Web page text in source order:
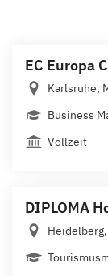
EC Europa
Karlsruhe,
Business
Vollzeit
DIPLOMA